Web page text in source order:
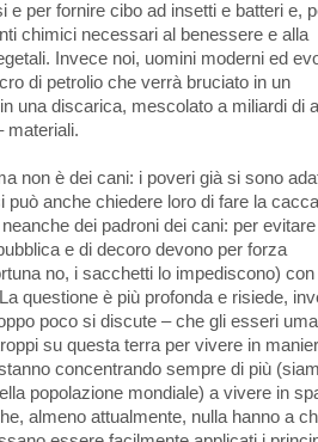
e per fornire cibo ad insetti e batteri e,
chimici necessari al benessere e alla
Invece noi, uomini moderni ed
di petrolio che verrà bruciato in un
una discarica, mescolato a miliardi di
materiali.
non è dei cani: i poveri già si sono
può anche chiedere loro di fare la
dei padroni dei cani: per evitare
e di decoro devono per forza
no, i sacchetti lo impediscono) con
questione è più profonda e risiede,
poco si discute – che gli esseri
su questa terra per vivere in
concentrando sempre di più
popolazione mondiale) a vivere in
almeno attualmente, nulla hanno a